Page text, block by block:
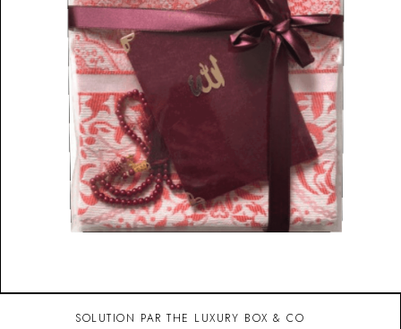
SOLUTION PAR THE LUXURY BOX & CO